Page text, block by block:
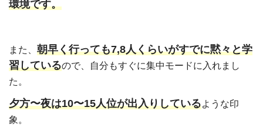
環境です。
また、 朝早く行っても7,8人くらいがすでに黙々と学
習しているので、自分もすぐに集中モードに入れまし
た。
夕方〜夜は10〜15人位が出入りしているような印
象。